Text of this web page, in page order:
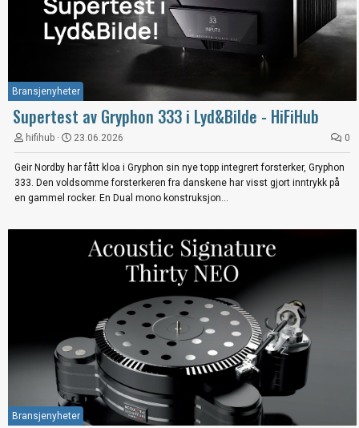
Bransjenyheter
Supertest av Gryphon 333 i Lyd&Bilde - HiFiHub
hifihub 23.06.2026 0
Geir Nordby har fått kloa i Gryphon sin nye topp integrert forsterker, Gryphon
333. Den voldsomme forsterkeren fra danskene har visst gjort inntrykk på
en gammel rocker. En Dual mono konstruksjon...
Bransjenyheter